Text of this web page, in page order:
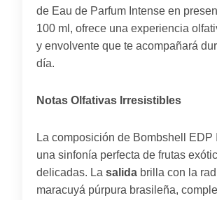
de Eau de Parfum Intense en
100 ml, ofrece una experiencia
y envolvente que te acompañará
día.
Notas Olfativas Irresistibles
La composición de Bombshell EDP
una sinfonía perfecta de frutas
delicadas. La salida brilla con la
maracuyá púrpura brasileña,